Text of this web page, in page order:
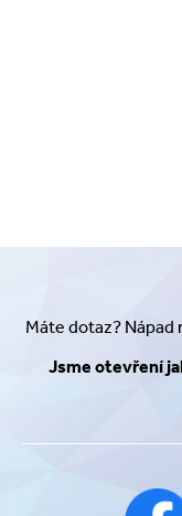
Máte dotaz?
Jsme otevření